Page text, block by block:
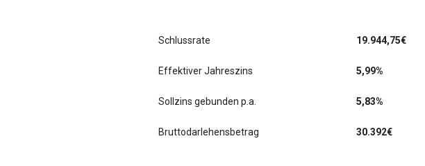
Schlussrate 19.944,75€
Effektiver Jahreszins 5,99%
Sollzins gebunden p.a. 5,83%
Bruttodarlehensbetrag 30.392€